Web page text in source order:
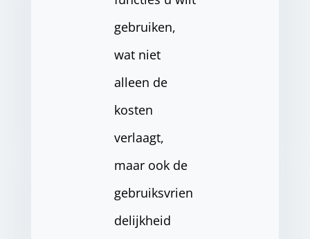
gebruiken,
wat niet
alleen de
kosten
verlaagt,
maar ook de
gebruiksvrien
delijkheid